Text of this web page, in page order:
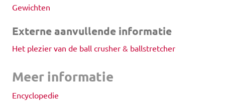
Gewichten
Externe aanvullende informatie
Het plezier van de ball crusher & ballstretcher
Meer informatie
Encyclopedie